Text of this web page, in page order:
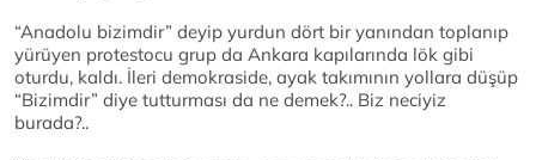
“Anadolu bizimdir” deyip yurdun dört bir yanından toplanıp
yürüyen protestocu grup da Ankara kapılarında lök gibi
oturdu, kaldı. İleri demokraside, ayak takımının yollara düşüp
“Bizimdir” diye tutturması da ne demek?.. Biz neciyiz
burada?..